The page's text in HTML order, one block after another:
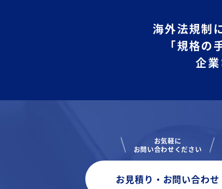
海外法規制
「規格の
企
お気軽に
お問い合わせください
お見積り・お問い合わせ